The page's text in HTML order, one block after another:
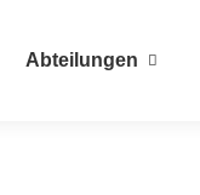
Abteilungen